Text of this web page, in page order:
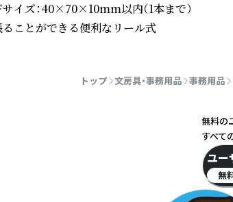
サイズ：40×70×10mm以内（1本まで）
ることができる便利なリール式
トップ 文房具・事務用品 事務用品
無料の
すべて
ユー
無